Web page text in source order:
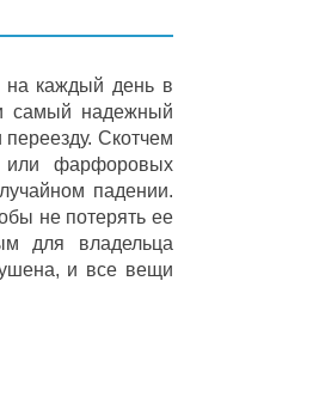
на каждый день в
самый надежный
переезду. Скотчем
или фарфоровых
падении.
не потерять ее
для владельца
и все вещи